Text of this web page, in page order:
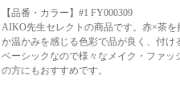
【品番・カラー】#1 FY000309
AIKO先生セレクトの商品です。赤×茶
か温かみを感じる色彩で品が良く、付け
ベーシックなので様々なメイク・ファ
の方にもおすすめです。